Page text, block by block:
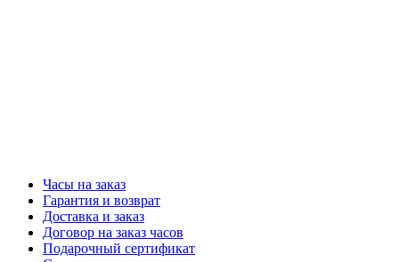
Часы на заказ
Гарантия и возврат
Доставка и заказ
Договор на заказ часов
Подарочный сертификат